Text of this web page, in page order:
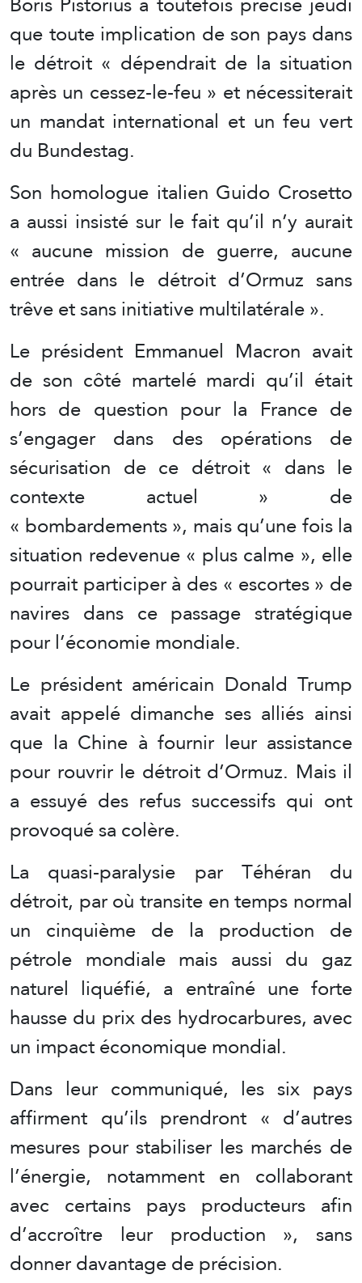
que toute implication de son pays dans
le détroit « dépendrait de la situation
après un cessez-le-feu » et nécessiterait
un mandat international et un feu vert
du Bundestag.
Son homologue italien Guido Crosetto
a aussi insisté sur le fait qu’il n’y aurait
« aucune mission de guerre, aucune
entrée dans le détroit d’Ormuz sans
trêve et sans initiative multilatérale ».
Le président Emmanuel Macron avait
de son côté martelé mardi qu’il était
hors de question pour la France de
s’engager dans des opérations de
sécurisation de ce détroit « dans le
contexte actuel » de
« bombardements », mais qu’une fois la
situation redevenue « plus calme », elle
pourrait participer à des « escortes » de
navires dans ce passage stratégique
pour l’économie mondiale.
Le président américain Donald Trump
avait appelé dimanche ses alliés ainsi
que la Chine à fournir leur assistance
pour rouvrir le détroit d’Ormuz. Mais il
a essuyé des refus successifs qui ont
provoqué sa colère.
La quasi-paralysie par Téhéran du
détroit, par où transite en temps normal
un cinquième de la production de
pétrole mondiale mais aussi du gaz
naturel liquéfié, a entraîné une forte
hausse du prix des hydrocarbures, avec
un impact économique mondial.
Dans leur communiqué, les six pays
affirment qu’ils prendront « d’autres
mesures pour stabiliser les marchés de
l’énergie, notamment en collaborant
avec certains pays producteurs afin
d’accroître leur production », sans
donner davantage de précision.